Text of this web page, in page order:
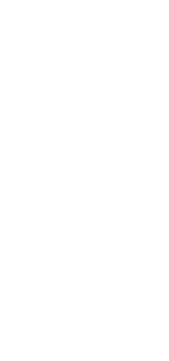
الإعلامي
اليوتيوب
ودراسات، في
الشجاع، إن
الكتاب
أو جماعة من
للحوثية
إزاحة مشروع
وأردف
ومجابهة
الجمهورية
الإمامة
الصحيح
التاريخ،
الملكية
ستعتمد على